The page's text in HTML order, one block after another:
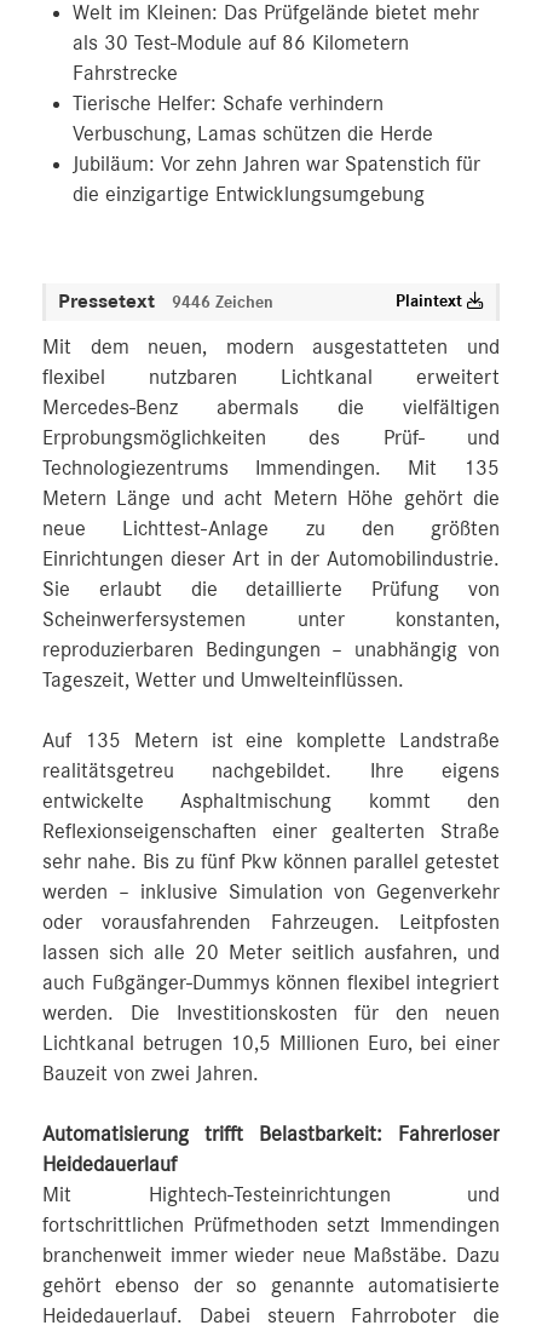
Welt im Kleinen: Das Prüfgelände bietet mehr
als 30 Test-Module auf 86 Kilometern
Fahrstrecke
Tierische Helfer: Schafe verhindern
Verbuschung, Lamas schützen die Herde
Jubiläum: Vor zehn Jahren war Spatenstich für
die einzigartige Entwicklungsumgebung
Pressetext 9446 Zeichen Plaintext
Mit dem neuen, modern ausgestatteten und
flexibel nutzbaren Lichtkanal erweitert
Mercedes‑Benz abermals die vielfältigen
Erprobungsmöglichkeiten des Prüf- und
Technologiezentrums Immendingen. Mit 135
Metern Länge und acht Metern Höhe gehört die
neue Lichttest-Anlage zu den größten
Einrichtungen dieser Art in der Automobilindustrie.
Sie erlaubt die detaillierte Prüfung von
Scheinwerfersystemen unter konstanten,
reproduzierbaren Bedingungen – unabhängig von
Tageszeit, Wetter und Umwelteinflüssen.
Auf 135 Metern ist eine komplette Landstraße
realitätsgetreu nachgebildet. Ihre eigens
entwickelte Asphaltmischung kommt den
Reflexionseigenschaften einer gealterten Straße
sehr nahe. Bis zu fünf Pkw können parallel getestet
werden – inklusive Simulation von Gegenverkehr
oder vorausfahrenden Fahrzeugen. Leitpfosten
lassen sich alle 20 Meter seitlich ausfahren, und
auch Fußgänger-Dummys können flexibel integriert
werden. Die Investitionskosten für den neuen
Lichtkanal betrugen 10,5 Millionen Euro, bei einer
Bauzeit von zwei Jahren.
Automatisierung trifft Belastbarkeit: Fahrerloser
Heidedauerlauf
Mit Hightech-Testeinrichtungen und
fortschrittlichen Prüfmethoden setzt Immendingen
branchenweit immer wieder neue Maßstäbe. Dazu
gehört ebenso der so genannte automatisierte
Heidedauerlauf. Dabei steuern Fahrroboter die